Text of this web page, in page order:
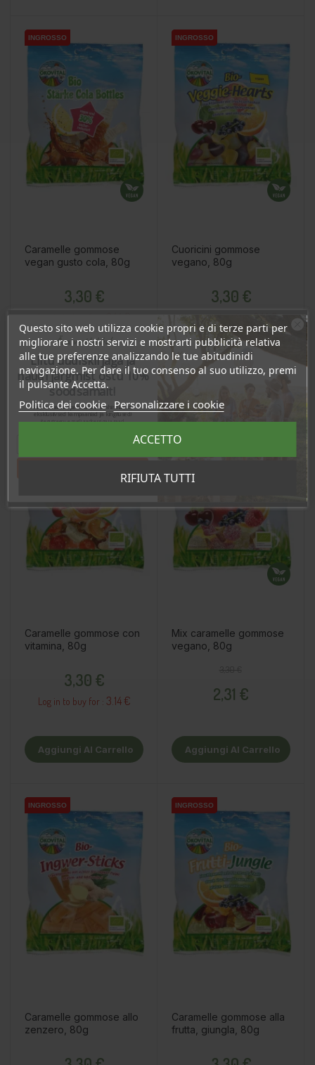
INGROSSO
INGROSSO
INGROSSO
Caramelle gommose
vegan gusto cola, 80g
3,30 €
Aggiungi Al Carrello
INGROSSO
INGROSSO
INGROSSO
Cuoricini gommose
vegano, 80g
3,30 €
Aggiungi Al Carrello
INGROSSO
INGROSSO
INGROSSO
Caramelle gommose con
vitamina, 80g
3,30 €
Log in to buy for : 3.14 €
Aggiungi Al Carrello
INGROSSO
INGROSSO
INGROSSO -30%
Mix caramelle gommose
vegano, 80g
2,31 €
Aggiungi Al Carrello
INGROSSO
INGROSSO
INGROSSO
Caramelle gommose allo
zenzero, 80g
INGROSSO
INGROSSO
INGROSSO
Caramelle gommose alla
frutta, giungla, 80g
Questo sito web utilizza cookie propri e di terze parti per
migliorare i nostri servizi e mostrarti pubblicità relativa
alle tue preferenze analizzando le tue abitudinidi
navigazione. Per dare il tuo consenso al suo utilizzo, premi
il pulsante Accetta.
Politica dei cookie Personalizzare i cookie
RIFIUTA TUTTI
ACCETTO
Ära veel lahku!
Liitu uudiskirjaga ja
naudi järgmist ostu 10%
soodsamalt!
Sind ootavad spetsiaalsed allahindlused,
eksklusiivsed kampaaniad ja kingitused!
Registreeru e-maili aadressiga ja saad